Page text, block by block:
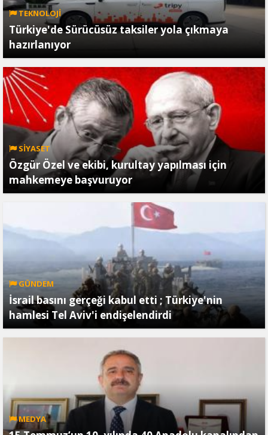
TEKNOLOJİ
Türkiye'de Sürücüsüz taksiler yola çıkmaya
hazırlanıyor
SİYASET
Özgür Özel ve ekibi, kurultay yapılması için
mahkemeye başvuruyor
GÜNDEM
İsrail basını gerçeği kabul etti ; Türkiye'nin
hamlesi Tel Aviv'i endişelendirdi
MEDYA